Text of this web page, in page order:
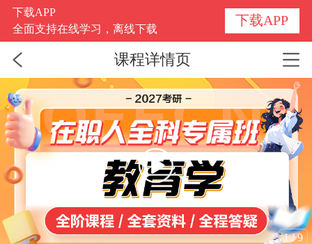
下载APP
全面支持在线学习，离线下载
下载APP
课程详情页
1/9